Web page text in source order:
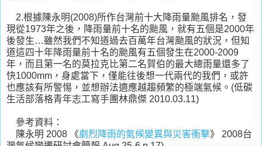
2.根據陳永明(2008)所作台灣前十大降雨量颱風排名，發
現從1973年之後，降雨量前十名的颱風，就有五個是2000年
後發生…雖然我們不知道過去百萬年台灣颱風的狀況，但知
道這四十年降雨量前十名的颱風有五個發生在2000-2009
年，而且第一名的莫拉克比第二名賀伯的最大總雨量還多了
快1000mm，身處當下，僅能往後想一代兩代的我們，或許
也應該有所警惕，並想辦法適應越趨頻繁的極端氣候。(低碳
生活部落格青年志工寫手團林鼎傑 2010.03.11)
參考資料：
陳永明 2008 《劇烈降雨的氣候變異與災害衝擊》 2008台